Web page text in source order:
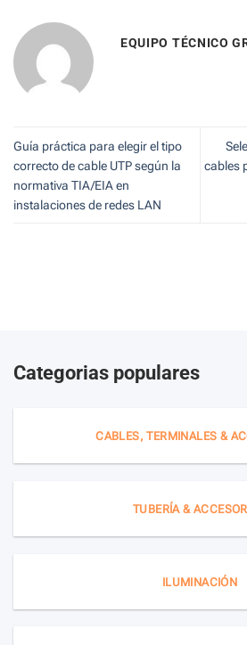
EQUIPO TÉCNICO
Guía práctica para elegir el tipo
correcto de cable UTP según la
normativa TIA/EIA en
instalaciones de redes LAN
cables
Categorias populares
CABLES, TERMINALES &
TUBERÍA &
ILUMINACIÓN